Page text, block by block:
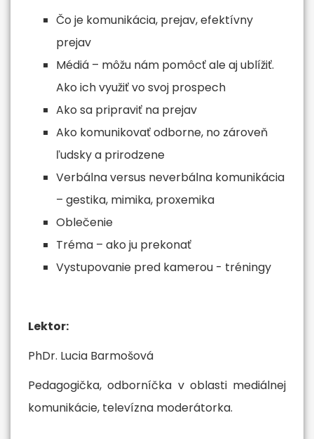
Čo je komunikácia, prejav, efektívny
prejav
Médiá – môžu nám pomôcť ale aj ublížiť.
Ako ich využiť vo svoj prospech
Ako sa pripraviť na prejav
Ako komunikovať odborne, no zároveň
ľudsky a prirodzene
Verbálna versus neverbálna komunikácia
– gestika, mimika, proxemika
Oblečenie
Tréma – ako ju prekonať
Vystupovanie pred kamerou - tréningy
Lektor:
PhDr. Lucia Barmošová
Pedagogička, odborníčka v oblasti mediálnej
komunikácie, televízna moderátorka.